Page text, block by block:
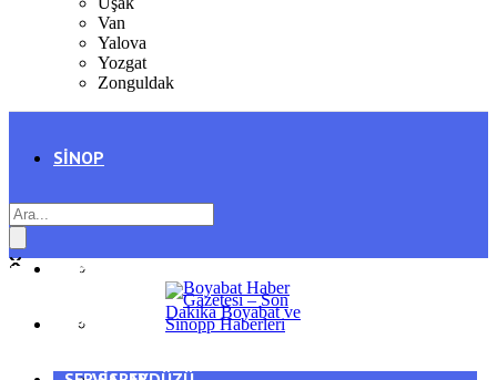
Van
Yalova
Yozgat
Zonguldak
SINOP
AYANCIK
GENEL
SPOR